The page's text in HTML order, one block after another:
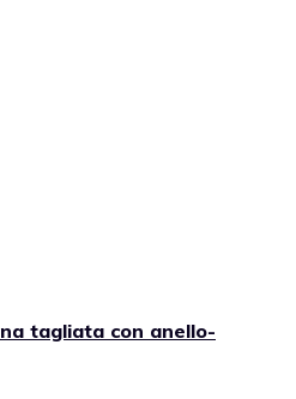
tagliata con anello-